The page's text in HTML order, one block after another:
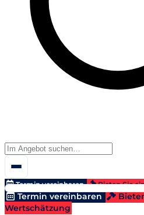
Termin vereinbaren Bieten Sie
Termin vereinbaren
Wertschätzung